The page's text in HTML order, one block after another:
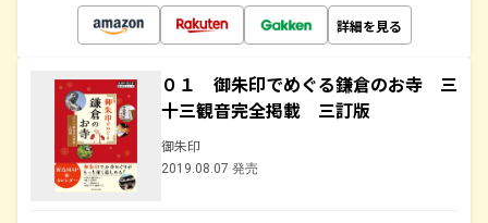
詳細を見る
０１ 御朱印でめぐる鎌倉のお寺 三
十三観音完全掲載 三訂版
御朱印
2019.08.07 発売